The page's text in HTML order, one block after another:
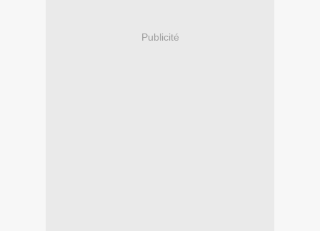
Publicité